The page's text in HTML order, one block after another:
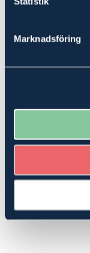
Marknadsföring